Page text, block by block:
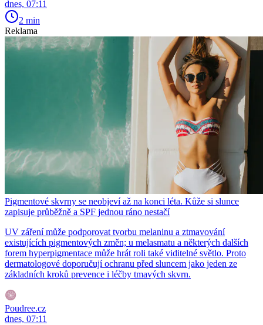
dnes, 07:11
2 min
Reklama
Pigmentové skvrny se neobjeví až na konci léta. Kůže si slunce
zapisuje průběžně a SPF jednou ráno nestačí
UV záření může podporovat tvorbu melaninu a ztmavování
existujících pigmentových změn; u melasmatu a některých dalších
forem hyperpigmentace může hrát roli také viditelné světlo. Proto
dermatologové doporučují ochranu před sluncem jako jeden ze
základních kroků prevence i léčby tmavých skvrn.
Poudree.cz
dnes, 07:11